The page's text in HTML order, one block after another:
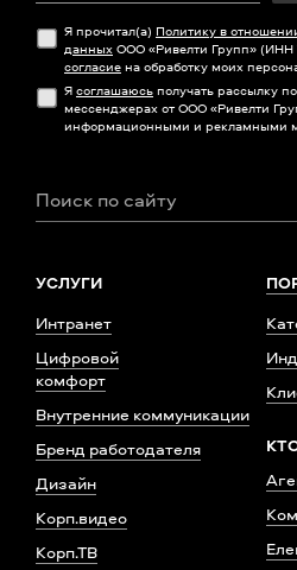
УСЛУГИ
Интранет
Цифровой
комфорт
Внутренние коммуникации
Бренд работодателя
Дизайн
Корп.видео
Корп.ТВ
Я прочитал(а) Политику в
данных ООО «Ривелти Групп» (ИНН
согласие на обработку моих
Я соглашаюсь получать рассылку
мессенджерах от ООО «Ривелти
информационными и рекламными